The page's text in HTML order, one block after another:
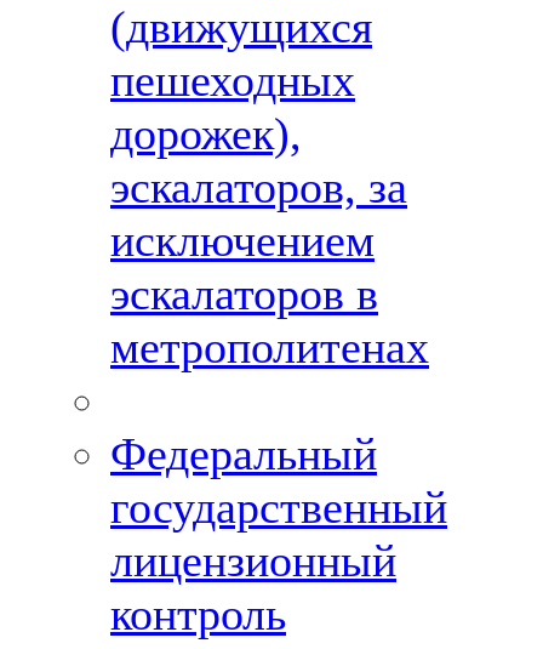
(движущихся
пешеходных
дорожек),
эскалаторов, за
исключением
эскалаторов в
метрополитенах
Федеральный
государственный
лицензионный
контроль